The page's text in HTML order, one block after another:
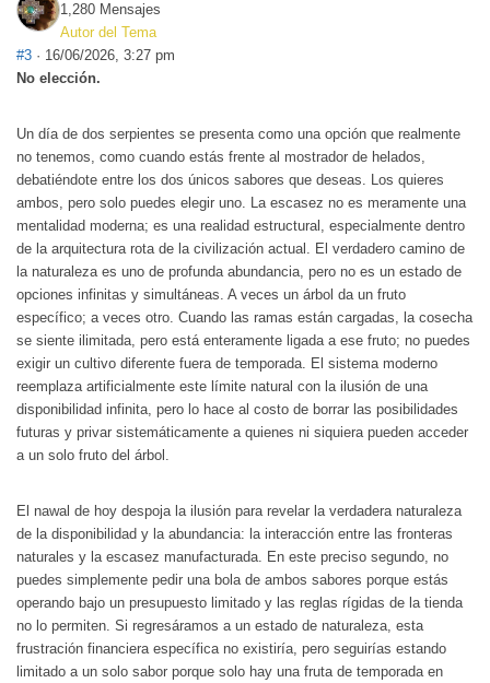
1,280 Mensajes
Autor del Tema
#3 · 16/06/2026, 3:27 pm
No elección.
Un día de dos serpientes se presenta como una opción que realmente
no tenemos, como cuando estás frente al mostrador de helados,
debatiéndote entre los dos únicos sabores que deseas. Los quieres
ambos, pero solo puedes elegir uno. La escasez no es meramente una
mentalidad moderna; es una realidad estructural, especialmente dentro
de la arquitectura rota de la civilización actual. El verdadero camino de
la naturaleza es uno de profunda abundancia, pero no es un estado de
opciones infinitas y simultáneas. A veces un árbol da un fruto
específico; a veces otro. Cuando las ramas están cargadas, la cosecha
se siente ilimitada, pero está enteramente ligada a ese fruto; no puedes
exigir un cultivo diferente fuera de temporada. El sistema moderno
reemplaza artificialmente este límite natural con la ilusión de una
disponibilidad infinita, pero lo hace al costo de borrar las posibilidades
futuras y privar sistemáticamente a quienes ni siquiera pueden acceder
a un solo fruto del árbol.
El nawal de hoy despoja la ilusión para revelar la verdadera naturaleza
de la disponibilidad y la abundancia: la interacción entre las fronteras
naturales y la escasez manufacturada. En este preciso segundo, no
puedes simplemente pedir una bola de ambos sabores porque estás
operando bajo un presupuesto limitado y las reglas rígidas de la tienda
no lo permiten. Si regresáramos a un estado de naturaleza, esta
frustración financiera específica no existiría, pero seguirías estando
limitado a un solo sabor porque solo hay una fruta de temporada en